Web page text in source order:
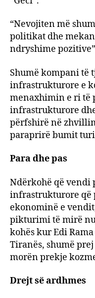
“Nevojiten më
politikat dhe
ndryshime
Shumë kompani të
infrastrukturore e
menaxhimin e ri të
infrastrukturore
përfshirë në
paraprirë bumit
Para dhe pas
Ndërkohë që vendi
infrastrukturore që
ekonominë e
pikturimi të mirë
kohës kur Edi
Tiranës, shumë
morën prekje
Drejt së ardhmes